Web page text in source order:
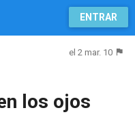
ENTRAR
el 2 mar. 10
los ojos